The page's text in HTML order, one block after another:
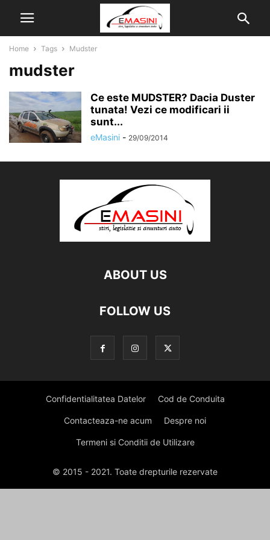
Home Tags Mudster
mudster
Ce este MUDSTER? Dacia Duster
tunata! Vezi ce modificari ii
sunt...
eMasini - 29/09/2014
ABOUT US
FOLLOW US
Confidentialitatea Datelor Cod de Conduita
Contacteaza-ne acum Despre noi
Termeni si Conditii de Utilizare
© 2015 - 2021. Toate drepturile rezervate